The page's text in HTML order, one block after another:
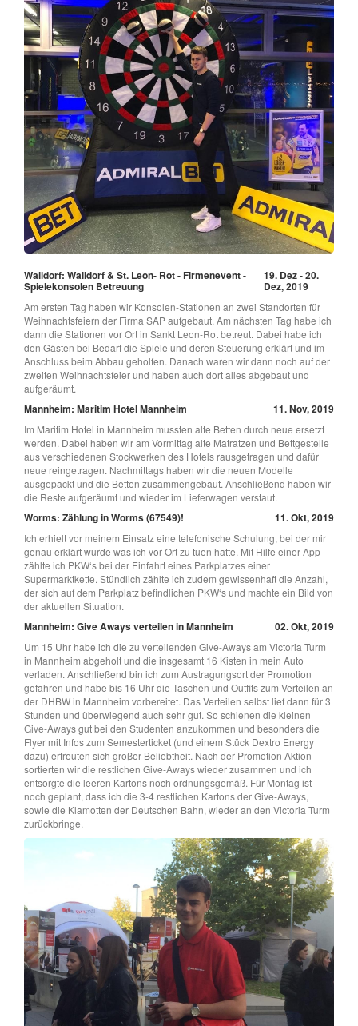
Walldorf: Walldorf & St. Leon- Rot - Firmenevent -
Spielekonsolen Betreuung
19. Dez - 20.
Dez, 2019
Am ersten Tag haben wir Konsolen-Stationen an zwei Standorten für
Weihnachtsfeiern der Firma SAP aufgebaut. Am nächsten Tag habe ich
dann die Stationen vor Ort in Sankt Leon-Rot betreut. Dabei habe ich
den Gästen bei Bedarf die Spiele und deren Steuerung erklärt und im
Anschluss beim Abbau geholfen. Danach waren wir dann noch auf der
zweiten Weihnachtsfeier und haben auch dort alles abgebaut und
aufgeräumt.
Mannheim: Maritim Hotel Mannheim 11. Nov, 2019
Im Maritim Hotel in Mannheim mussten alte Betten durch neue ersetzt
werden. Dabei haben wir am Vormittag alte Matratzen und Bettgestelle
aus verschiedenen Stockwerken des Hotels rausgetragen und dafür
neue reingetragen. Nachmittags haben wir die neuen Modelle
ausgepackt und die Betten zusammengebaut. Anschließend haben wir
die Reste aufgeräumt und wieder im Lieferwagen verstaut.
Worms: Zählung in Worms (67549)! 11. Okt, 2019
Ich erhielt vor meinem Einsatz eine telefonische Schulung, bei der mir
genau erklärt wurde was ich vor Ort zu tuen hatte. Mit Hilfe einer App
zählte ich PKW‘s bei der Einfahrt eines Parkplatzes einer
Supermarktkette. Stündlich zählte ich zudem gewissenhaft die Anzahl,
der sich auf dem Parkplatz befindlichen PKW‘s und machte ein Bild von
der aktuellen Situation.
Mannheim: Give Aways verteilen in Mannheim 02. Okt, 2019
Um 15 Uhr habe ich die zu verteilenden Give-Aways am Victoria Turm
in Mannheim abgeholt und die insgesamt 16 Kisten in mein Auto
verladen. Anschließend bin ich zum Austragungsort der Promotion
gefahren und habe bis 16 Uhr die Taschen und Outfits zum Verteilen an
der DHBW in Mannheim vorbereitet. Das Verteilen selbst lief dann für 3
Stunden und überwiegend auch sehr gut. So schienen die kleinen
Give-Aways gut bei den Studenten anzukommen und besonders die
Flyer mit Infos zum Semesterticket (und einem Stück Dextro Energy
dazu) erfreuten sich großer Beliebtheit. Nach der Promotion Aktion
sortierten wir die restlichen Give-Aways wieder zusammen und ich
entsorgte die leeren Kartons noch ordnungsgemäß. Für Montag ist
noch geplant, dass ich die 3-4 restlichen Kartons der Give-Aways,
sowie die Klamotten der Deutschen Bahn, wieder an den Victoria Turm
zurückbringe.